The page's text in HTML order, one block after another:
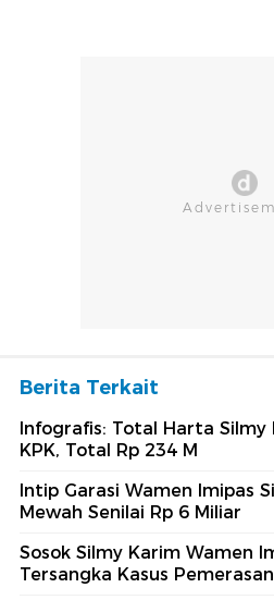
Berita Terkait
Infografis: Total Harta Silmy
KPK, Total Rp 234 M
Intip Garasi Wamen Imipas
Mewah Senilai Rp 6 Miliar
Sosok Silmy Karim Wamen
Tersangka Kasus